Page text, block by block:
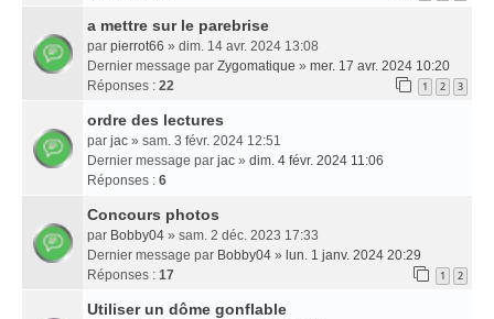
a mettre sur le parebrise
par pierrot66 » dim. 14 avr. 2024 13:08
Dernier message par Zygomatique » mer. 17 avr. 2024 10:20
Réponses : 22 1 2 3
ordre des lectures
par jac » sam. 3 févr. 2024 12:51
Dernier message par jac » dim. 4 févr. 2024 11:06
Réponses : 6
Concours photos
par Bobby04 » sam. 2 déc. 2023 17:33
Dernier message par Bobby04 » lun. 1 janv. 2024 20:29
Réponses : 17 1 2
Utiliser un dôme gonflable